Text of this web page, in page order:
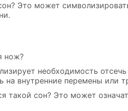
Это может
нож?
необходимость
на внутренние перемены или
такой сон? Это может